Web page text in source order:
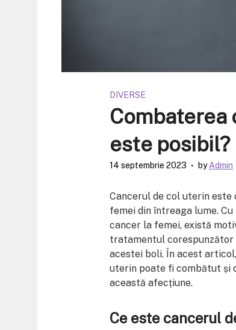
DIVERSE
Combaterea
este posibil?
14 septembrie 2023 byAdmin
Cancerul de col uterin
femei din întreaga lume.
cancer la femei, există
tratamentul
acestei boli. În acest
uterin poate fi combătut și
această afecțiune.
Ce este cancerul